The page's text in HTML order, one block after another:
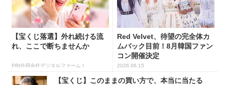
【宝くじ落選】外れ続ける流
れ、ここで断ちませんか
PR(合同会社デジタルファーム )
Red Velvet、待望の完全体カ
ムバック目前！8月韓国ファン
コン開催決定
2026.06.15
【宝くじ】このままの買い方で、本当に当たる